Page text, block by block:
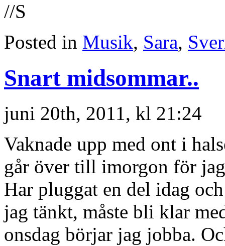
//S
Posted in Musik, Sara,
Snart midsommar..
juni 20th, 2011, kl 21:24
Vaknade upp med ont i
går över till imorgon för
Har pluggat en del idag
jag tänkt, måste bli klar
onsdag börjar jag jobba.